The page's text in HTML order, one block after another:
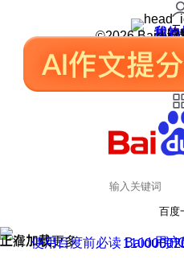
我的
我的
皮肤
用户
设
©2026 Baidu
百度
正在加载
上滑加载更多 用户
使用百度前必读 Baidu 京
京公网安备